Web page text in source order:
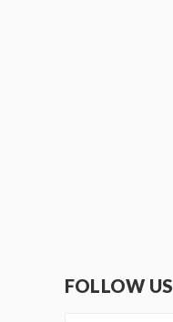
FOLLOW US